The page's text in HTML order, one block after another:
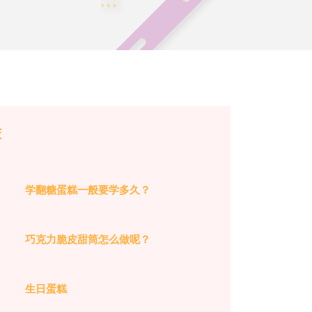
学翻糖蛋糕一般要学多久？
巧克力脆皮甜筒怎么做呢？
生日蛋糕